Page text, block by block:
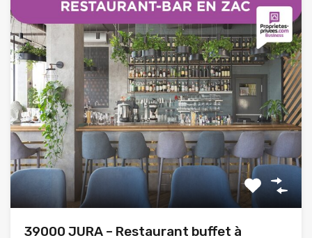
39000 JURA – Restaurant buffet à